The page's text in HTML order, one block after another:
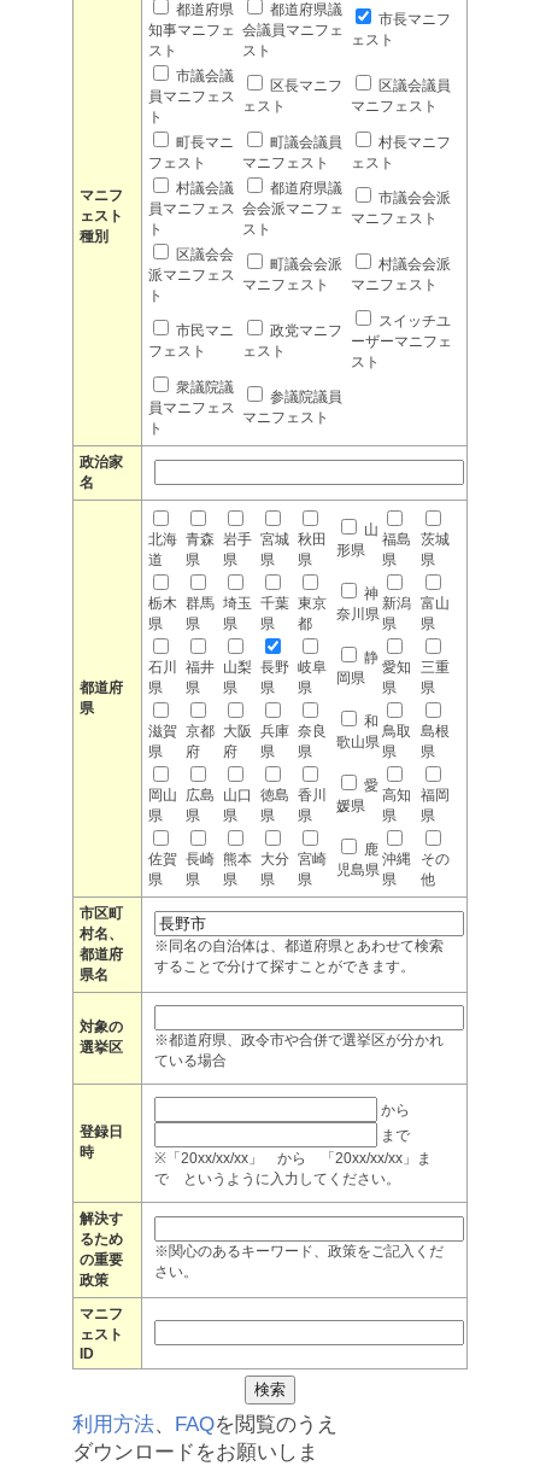
マニフ
ェスト
種別
都道府県
知事マニフェ
スト
都道府県議
会議員マニフェ
スト
市長マニフ
ェスト
市議会議
員マニフェス
ト
区長マニフ
ェスト
区議会議員
マニフェスト
町長マニ
フェスト
町議会議員
マニフェスト
村長マニフ
ェスト
村議会議
員マニフェス
ト
都道府県議
会会派マニフェ
スト
市議会会派
マニフェスト
区議会会
派マニフェス
ト
町議会会派
マニフェスト
村議会会派
マニフェスト
市民マニ
フェスト
政党マニフ
ェスト
スイッチユ
ーザーマニフェ
スト
衆議院議
員マニフェス
ト
参議院議員
マニフェスト
政治家
名
都道府
県
北海
道
青森
県
岩手
県
宮城
県
秋田
県
山
形県
福島
県
茨城
県
栃木
県
群馬
県
埼玉
県
千葉
県
東京
都
神
奈川県
新潟
県
富山
県
石川
県
福井
県
山梨
県
長野
県
岐阜
県
静
岡県
愛知
県
三重
県
滋賀
県
京都
府
大阪
府
兵庫
県
奈良
県
和
歌山県
鳥取
県
島根
県
岡山
県
広島
県
山口
県
徳島
県
香川
県
愛
媛県
高知
県
福岡
県
佐賀
県
長崎
県
熊本
県
大分
県
宮崎
県
鹿
児島県
沖縄
県
その
他
市区町
村名、
都道府
県名
※同名の自治体は、都道府県とあわせて検索
することで分けて探すことができます。
対象の
選挙区
※都道府県、政令市や合併で選挙区が分かれ
ている場合
登録日
時
から
まで
※「20xx/xx/xx」 から 「20xx/xx/xx」ま
で というように入力してください。
解決す
るため
の重要
政策
※関心のあるキーワード、政策をご記入くだ
さい。
マニフ
ェスト
ID
利用方法、 FAQを閲覧のうえ
ダウンロードをお願いしま